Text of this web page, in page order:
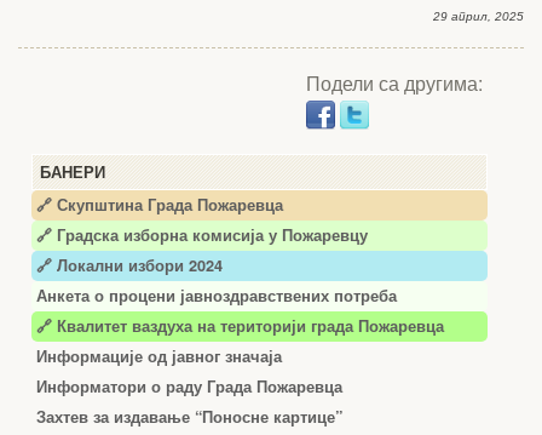
БАНЕРИ
🔗 Скупштина Града Пожаревца
🔗 Градска изборна комисија у Пожаревцу
🔗 Локални избори 2024
Анкета о процени јавноздравствених потреба
🔗 Квалитет ваздуха на територији града Пожаревца
Информације од јавног значаја
Информатори о раду Града Пожаревца
Захтев за издавање “Поносне картице”
29 април, 2025
Подели са другима: